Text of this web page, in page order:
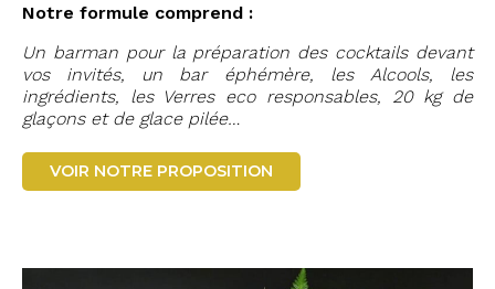
Notre formule comprend :
Un barman pour la préparation des cocktails devant
vos invités, un bar éphémère, les Alcools, les
ingrédients, les Verres eco responsables, 20 kg de
glaçons et de glace pilée…
VOIR NOTRE PROPOSITION